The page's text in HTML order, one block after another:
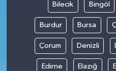
Bilecik Bingöl
Burdur Bursa
Çorum Denizli
Edirne Elazığ